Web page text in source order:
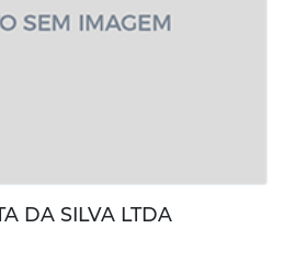
DA SILVA LTDA